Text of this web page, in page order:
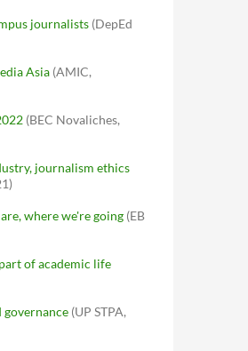
journalists (DepEd
Asia (AMIC,
(BEC Novaliches,
journalism ethics
where we're going (EB
of academic life
governance (UP STPA,